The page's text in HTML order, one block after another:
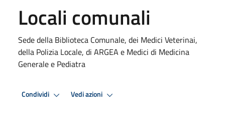
Locali comunali
Sede della Biblioteca Comunale, dei Medici Veterinai,
della Polizia Locale, di ARGEA e Medici di Medicina
Generale e Pediatra
Condividi Vedi azioni